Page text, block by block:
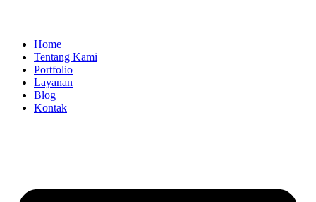
Home
Tentang Kami
Portfolio
Layanan
Blog
Kontak